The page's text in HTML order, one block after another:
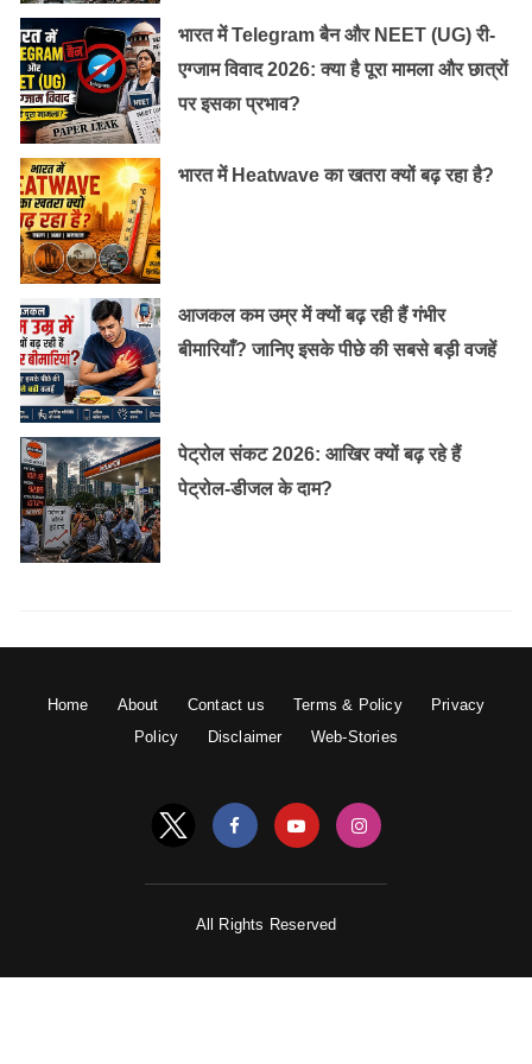
कर दिया दुनिया को “गुरु-मन्त्र”
सूत्रों के अनुसार आरोप लगाने वाली मुस्लिम महिला यासमीन ने
प्रधानमंत्री नरेंद्र मोदी और मुख्यमंत्री योगी आदित्यनाथ को पत्र
लिखकर कहा कि उनके पति ने सुप्रीम कोर्ट के ‘तीन तलाक’ पर
हालिया फैसले के खिलाफ कदम उठाया है।
भारत में Telegram बैन और NEET (UG) री-
एग्जाम विवाद 2026: क्या है पूरा मामला और छात्रों
पर इसका प्रभाव?
भारत में Heatwave का खतरा क्यों बढ़ रहा है?
आजकल कम उम्र में क्यों बढ़ रही हैं गंभीर
बीमारियाँ? जानिए इसके पीछे की सबसे बड़ी वजहें
पेट्रोल संकट 2026: आखिर क्यों बढ़ रहे हैं
पेट्रोल-डीजल के दाम?
Home About Contact us Terms & Policy
Privacy
Policy
Disclaimer Web-Stories
All Rights Reserved